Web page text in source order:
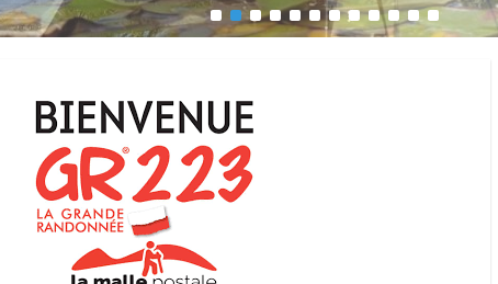
1 2 3 4 5 6 7 8 9 10 11 12